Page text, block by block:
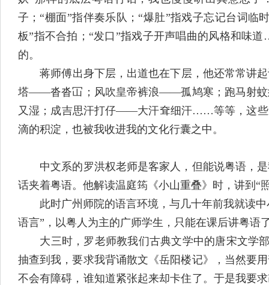
子；“棚面”指伴奏乐队；“爆肚”指戏子忘记台词临
板”指不合拍；“发口”指戏子开声唱曲的风格和味
的。
蒋师傅出身下层，出道也在下层，他还常常讲
塔——沓沓冚；风吹皇帝裤浪——孤鸠寒；跑马射
又湿；成吉思汗打仔——大汗耷细汗……等等，这些
滴的积淀，也被我收进我的文化行囊之中。
中文系的罗洪权老师是客家人，但能说粤语，是
话夹着粤语。他解读温庭筠《小山重叠》时，讲到“
此时广州师院的语言环境，与几十年前我就读中
语言”，以粤人为主的广师学生，只能在课后讲粤语
大三时，罗老师教我们古典文学中的唐宋文学部
抽查到我，要求我背诵散文《岳阳楼记》，当然要
不会有障碍，谁知道紧张起来却卡住了。于是我要